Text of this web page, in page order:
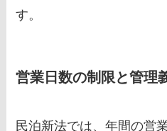
す。
営業日数の制限と管理
民泊新法では、年間の営